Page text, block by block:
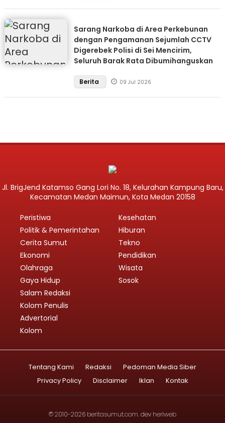
Sarang Narkoba di Area Perkebunan
dengan Pengamanan Sejumlah CCTV
Digerebek Polisi di Sei Mencirim,
Seluruh Barak Rata Dibumihanguskan
Berita 09 Jul 2026
Jl. BrigJend Katamso Gang Lori No. 18, Kelurahan Kampung Baru,
Kecamatan Medan Maimun, Kota Medan 20158
Peristiwa
Politik & Pemerintahan
Cerita Sumut
Ekonomi
Olahraga
Gaya Hidup
Kesehatan
Hiburan
Tekno
Pendidikan
Wisata
Sosok
Salam Redaksi
Kolom Penulis
Advertorial
Kolom
Tentang Kami Redaksi
Pedoman Media Siber
Privacy Policy
Disclaimer Iklan Kontak
© 2010-2026 beritasumut.com. dev heriweb